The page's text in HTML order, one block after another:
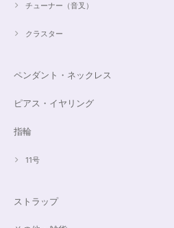
チューナー（音叉）
クラスター
ペンダント・ネックレス
ピアス・イヤリング
指輪
11号
ストラップ